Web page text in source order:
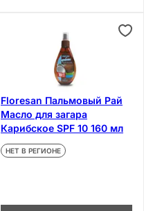
Floresan Пальмовый Рай
Масло для загара
Карибское SPF 10 160 мл
НЕТ В РЕГИОНЕ